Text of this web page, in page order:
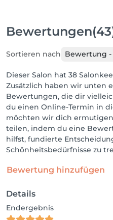
Bewertungen
Sortieren nach Bewertung
Dieser Salon hat 38
Zusätzlich haben wir unten
Bewertungen, die dir
du einen Online-Termin in
möchten wir dich
teilen, indem du eine
hilfst, fundierte
Schönheitsbedürfnisse zu
Bewertung hinzufügen
Details
Endergebnis